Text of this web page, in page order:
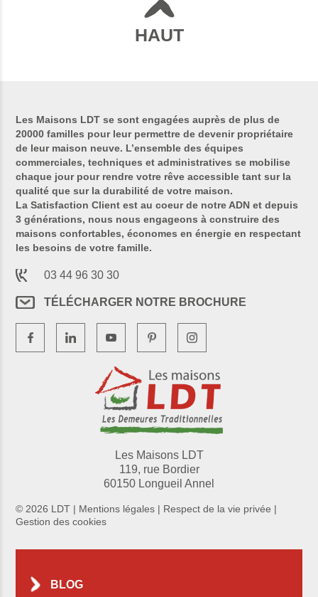
HAUT
Les Maisons LDT se sont engagées auprès de plus de
20000 familles pour leur permettre de devenir propriétaire
de leur maison neuve. L’ensemble des équipes
commerciales, techniques et administratives se mobilise
chaque jour pour rendre votre rêve accessible tant sur la
qualité que sur la durabilité de votre maison.
La Satisfaction Client est au coeur de notre ADN et depuis
3 générations, nous nous engageons à construire des
maisons confortables, économes en énergie en respectant
les besoins de votre famille.
03 44 96 30 30
TÉLÉCHARGER NOTRE BROCHURE
Les Maisons LDT
119, rue Bordier
60150 Longueil Annel
© 2026 LDT | Mentions légales | Respect de la vie privée |
Gestion des cookies
BLOG